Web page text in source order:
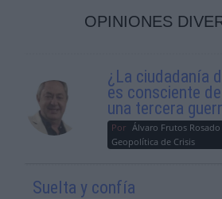
OPINIONES
¿La ciudadanía
es consciente
una tercera
Por Álvaro Frutos
Geopolítica de Crisis
Suelta y confía